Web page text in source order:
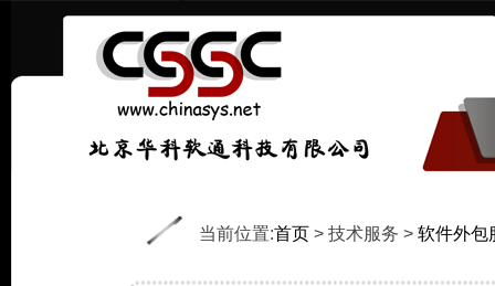
当前位置:首页 > 技术服务 > 软件外包